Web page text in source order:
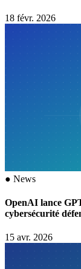
18 févr. 2026
● News
OpenAI lance
cybersécurité
15 avr. 2026